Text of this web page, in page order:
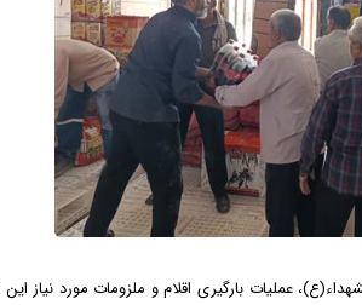
عملیات بارگیری اقلام و ملزومات مورد نیاز